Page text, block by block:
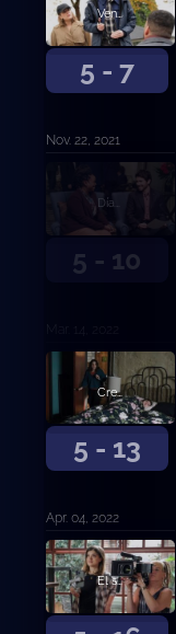
5 - 7
Vencido.
Nov. 22, 2021
5 - 10
5 - 13
Crecer duele.
Apr. 04, 2022
El show de Shaun.